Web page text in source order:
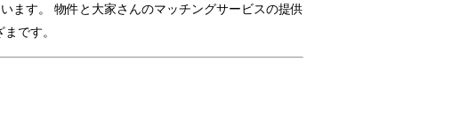
ます。 物件と大家さんのマッチングサービスの提供
です。